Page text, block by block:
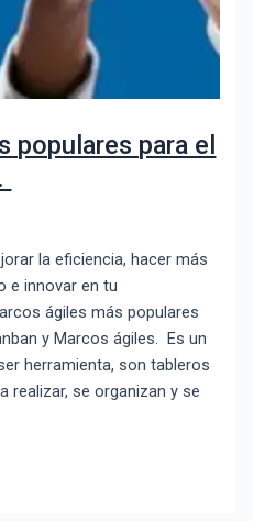
populares para el
la eficiencia, hacer más
e innovar en tu
ágiles más populares
y Marcos ágiles. Es un
herramienta, son tableros
realizar, se organizan y se